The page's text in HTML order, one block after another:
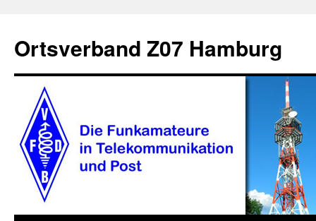
springen
Ortsverband Z07 Hamburg